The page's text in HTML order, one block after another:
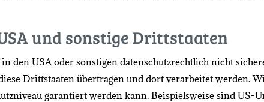
und sonstige Drittstaaten
den USA oder sonstigen datenschutzrechtlich nicht
Drittstaaten übertragen und dort verarbeitet werden.
garantiert werden kann. Beispielsweise sind US-